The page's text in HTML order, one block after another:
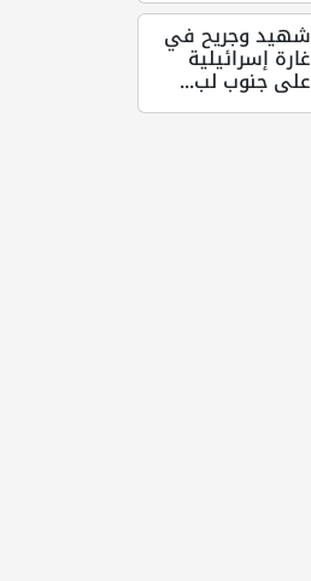
شهيد وجريح في
غارة إسرائيلية
على جنوب لب...